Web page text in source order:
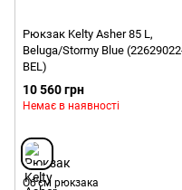
Рюкзак Kelty Asher 85 L,
Beluga/Stormy Blue
BEL)
10 560 грн
Немає в наявності
Об'єм рюкзака